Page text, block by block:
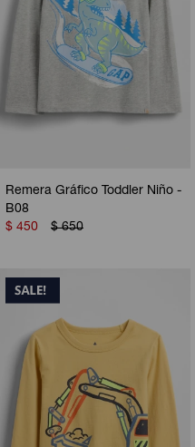
Remera Gráfico Toddler Niño -
B08
$ 450 $ 650